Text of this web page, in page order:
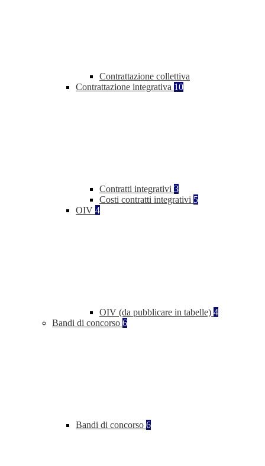
Contrattazione collettiva
Contrattazione integrativa 10
Contratti integrativi 3
Costi contratti integrativi 5
OIV 4
OIV (da pubblicare in tabelle) 4
Bandi di concorso 6
Bandi di concorso 6